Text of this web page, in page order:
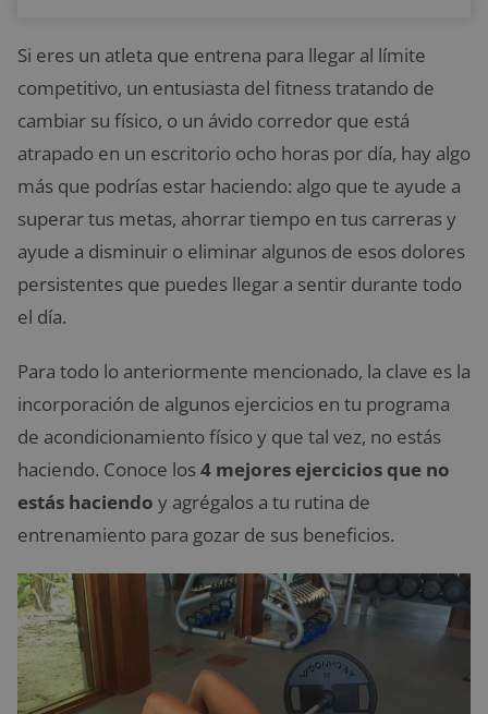
Si eres un atleta que entrena para llegar al límite
competitivo, un entusiasta del fitness tratando de
cambiar su físico, o un ávido corredor que está
atrapado en un escritorio ocho horas por día, hay algo
más que podrías estar haciendo: algo que te ayude a
superar tus metas, ahorrar tiempo en tus carreras y
ayude a disminuir o eliminar algunos de esos dolores
persistentes que puedes llegar a sentir durante todo
el día.
Para todo lo anteriormente mencionado, la clave es la
incorporación de algunos ejercicios en tu programa
de acondicionamiento físico y que tal vez, no estás
haciendo. Conoce los4 mejores ejercicios que no
estás haciendo y agrégalos a tu rutina de
entrenamiento para gozar de sus beneficios.